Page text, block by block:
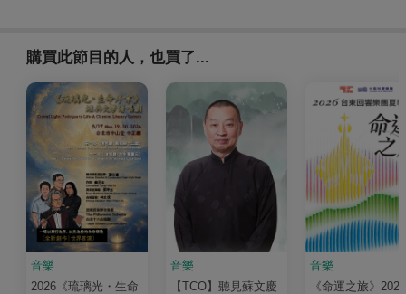
購買此節目的人，也買了...
音樂
2026《琉璃光・生命
音樂
【TCO】聽見蘇文慶
音樂
《命運之旅》